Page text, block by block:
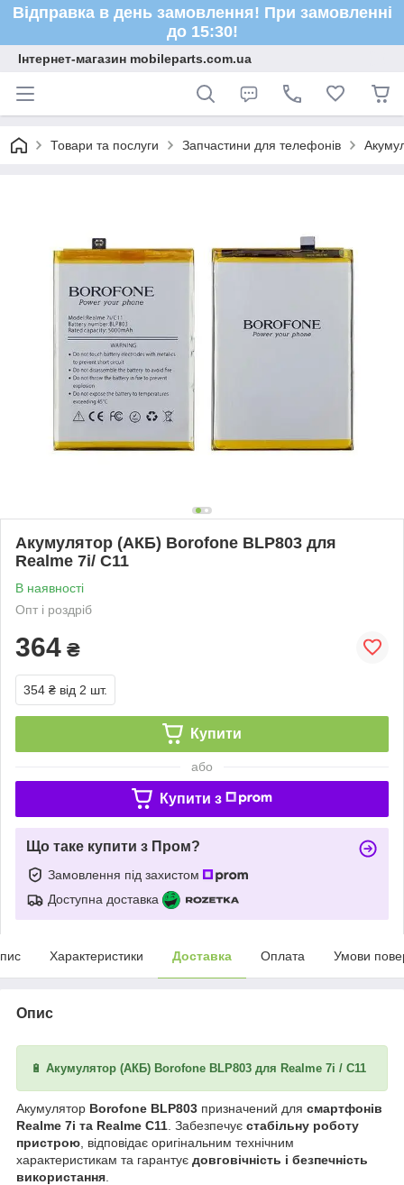
Відправка в день замовлення! При замовленні
до 15:30!
Інтернет-магазин mobileparts.com.ua
Товари та послуги Запчастини для телефонів
Акумулятор (АКБ) Borofone BLP803 для
Realme 7i/ C11
В наявності
Опт і роздріб
364 ₴
354 ₴ від 2 шт.
Купити
або
Купити з
Що таке купити з Пром?
Замовлення під захистом
Доступна доставка
Характеристики Доставка Оплата Умови
Опис
🔋 Акумулятор (АКБ) Borofone BLP803 для Realme 7i / C11
Акумулятор Borofone BLP803 призначений для смартфонів
Realme 7i та Realme C11 . Забезпечує стабільну роботу
пристрою , відповідає оригінальним технічним
характеристикам та гарантує довговічність і безпечність
використання